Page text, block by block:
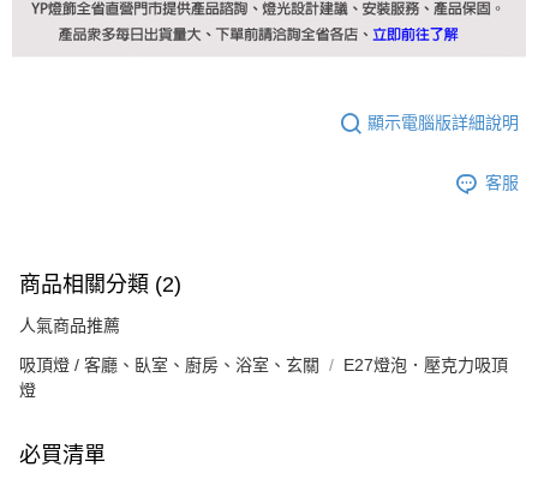
顯示電腦版詳細說明
客服
商品相關分類 (2)
人氣商品推薦
吸頂燈 / 客廳、臥室、廚房、浴室、玄關
E27燈泡．壓克力吸頂
燈
必買清單